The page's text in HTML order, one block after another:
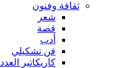
ثقافة وفنون
شعر
قصة
أدب
فن تشكيلي
كاريكاتير العدد